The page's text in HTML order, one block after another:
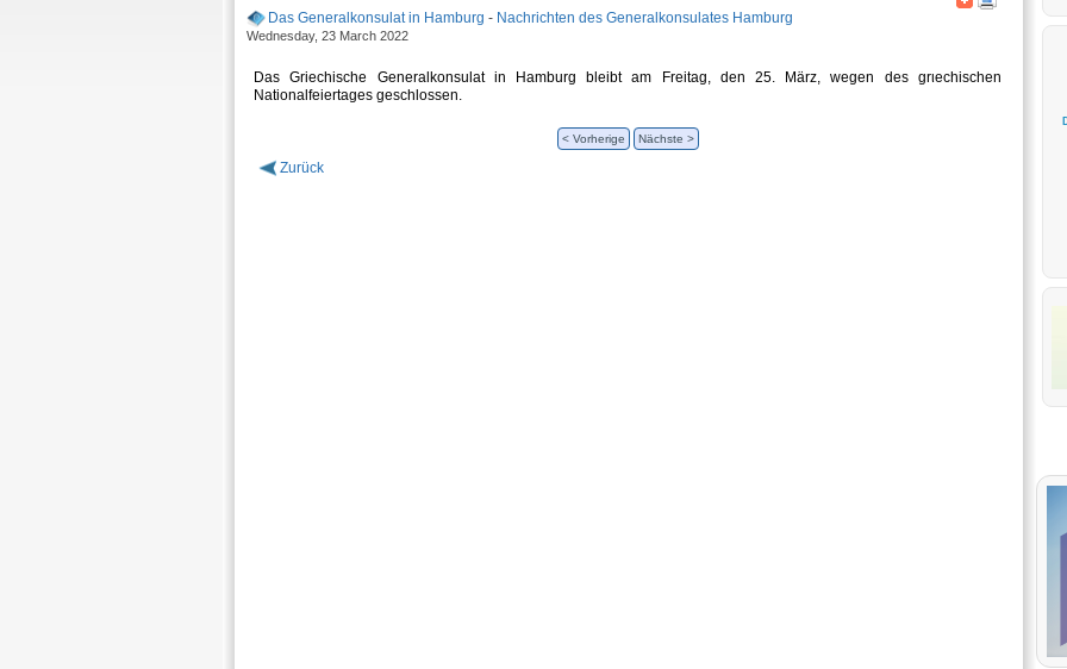
Das Generalkonsulat in Hamburg - Nachrichten des Generalkonsulates Hamburg
Wednesday, 23 March 2022
Das Griechische Generalkonsulat in Hamburg bleibt am Freitag, den 25. März, wegen des grιechischen
Nationalfeiertages geschlossen.
< Vorherige Nächste >
Zurück